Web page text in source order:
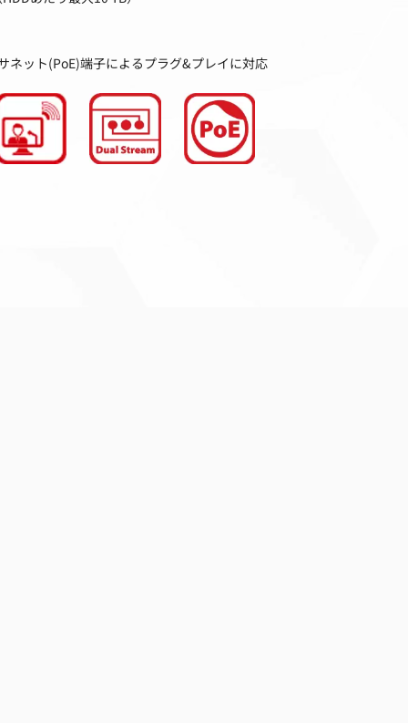
ネット(PoE)端子によるプラグ&プレイに対応